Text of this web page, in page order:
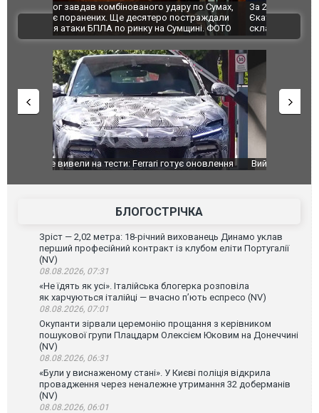
За 2000 кілометрів від кордону з Україною: в
Єкатеринбурзі після атаки дронів загорівся
склад Wildberries. ФОТО. ВІДЕО
"Мої
ВІДЕО
Вийшов трейлер нової екранізації легендарного
БЛОГОСТРІЧКА
Зріст — 2,02 метра: 18-річний вихованець Динамо уклав
перший професійний контракт із клубом еліти Португалії
(NV)
08.08.2026, 07:31
«Не їдять як усі». Італійська блогерка розповіла
як харчуються італійці — вчасно п’ють еспресо (NV)
08.08.2026, 07:01
Окупанти зірвали церемонію прощання з керівником
пошукової групи Плацдарм Олексієм Юковим на Донеччині
(NV)
08.08.2026, 06:31
«Були у виснаженому стані». У Києві поліція відкрила
провадження через неналежне утримання 32 доберманів
(NV)
08.08.2026, 06:01